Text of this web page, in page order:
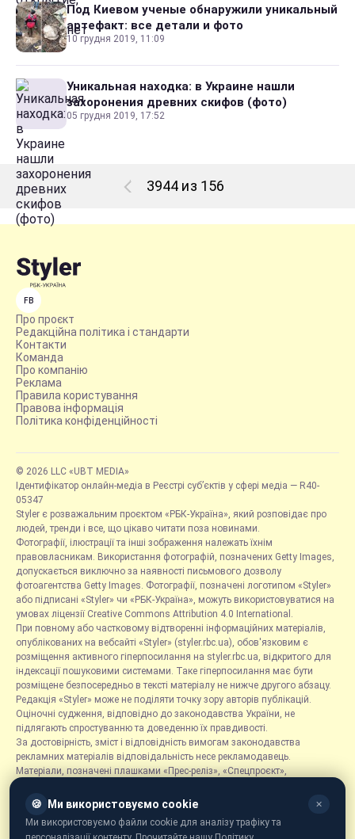
Под Киевом ученые обнаружили уникальный
артефакт: все детали и фото
10 грудня 2019, 11:09
Уникальная находка: в Украине нашли
захоронения древних скифов (фото)
05 грудня 2019, 17:52
3944 из 156
FB
Про проєкт
Редакційна політика і стандарти
Контакти
Команда
Про компанію
Реклама
Правила користування
Правова інформація
Політика конфіденційності
© 2026 LLC «UBT MEDIA»
Ідентифікатор онлайн-медіа в Реєстрі суб’єктів у сфері медіа — R40-
05347
Styler є розважальним проєктом «РБК-Україна», який розповідає про
людей, тренди і все, що цікаво читати поза новинами.
Фотографії, ілюстрації та інші зображення належать їхнім
правовласникам. Використання фотографій, позначених Getty Images,
допускається виключно за наявності письмового дозволу
фотоагентства Getty Images. Фотографії, позначені логотипом «Styler»
або підписані «Styler» чи «РБК-Україна», можуть використовуватися на
умовах ліцензії Creative Commons Attribution 4.0 International.
При повному або частковому відтворенні інформаційних матеріалів,
опублікованих на вебсайті «Styler» (styler.rbc.ua), обов'язковим є
розміщення активного гіперпосилання на styler.rbc.ua, відкритого для
індексації пошуковими системами. Таке гіперпосилання має бути
розміщене безпосередньо в тексті матеріалу не нижче другого абзацу.
Редакція «Styler» може не поділяти точку зору авторів публікацій.
Оціночні судження, відповідно до законодавства України, не
підлягають спростуванню та доведенню їх правдивості.
За достовірність, зміст і відповідність вимогам законодавства
рекламних матеріалів відповідальність несе рекламодавець.
Матеріали, позначені плашками «Прес-реліз», «Спецпроєкт»,
розміщуються на правах реклами.
Рубрика «Новини компаній» є інформаційним форматом, що містить
новини, повідомлення та оголошення, пов'язані з діяльністю
🍪 Ми використовуємо cookie ✕
Ми використовуємо файли cookie для аналізу трафіку та